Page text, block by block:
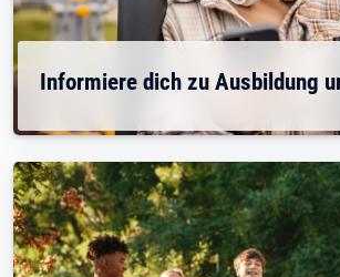
Informiere dich zu Ausbildung